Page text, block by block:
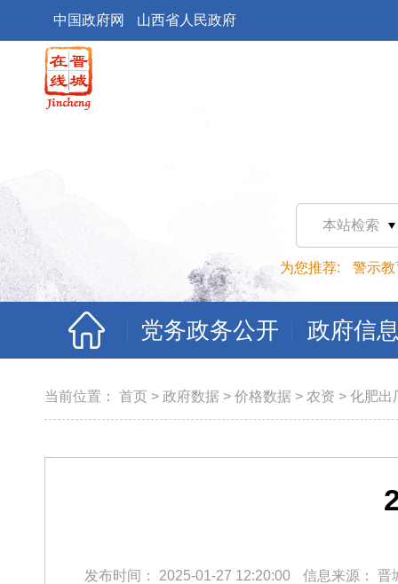
中国政府网 山西省人民政府
本站检索
为您推荐: 警示教
党务政务公开 政府信
当前位置： 首页 > 政府数据 > 价格数据 > 农资 > 化肥出
发布时间： 2025-01-27 12:20:00 信息来源： 晋